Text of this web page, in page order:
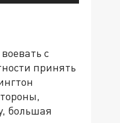
с
принять
большая